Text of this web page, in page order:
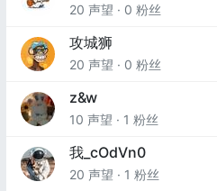
20 声望 · 0 粉丝
攻城狮
20 声望 · 0 粉丝
z&w
10 声望 · 1 粉丝
我_cOdVn0
20 声望 · 1 粉丝